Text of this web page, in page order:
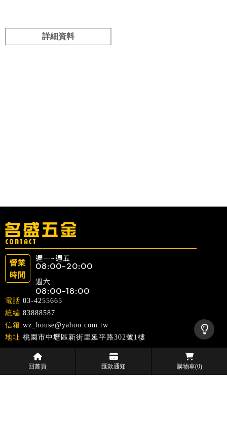
詳細資料
回首頁 匯款通知 購物車(0)
03-4255665
08:00-20:00
週六
08:00-18:00
83888587
wz_house@yahoo.com.tw
桃園市中壢區新街里延平路302號1樓
回首頁
關於名盛